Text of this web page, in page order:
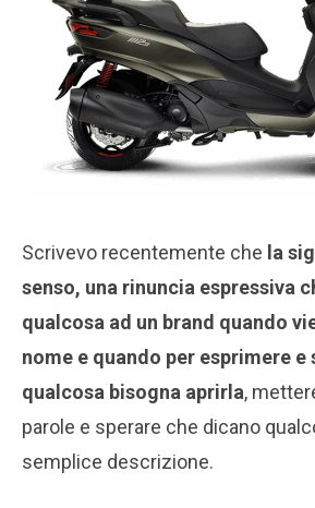
Scrivevo recentemente che la
senso, una rinuncia espressiva
qualcosa ad un brand quando
nome e quando per esprimere
qualcosa bisogna aprirla,
parole e sperare che dicano
semplice descrizione.